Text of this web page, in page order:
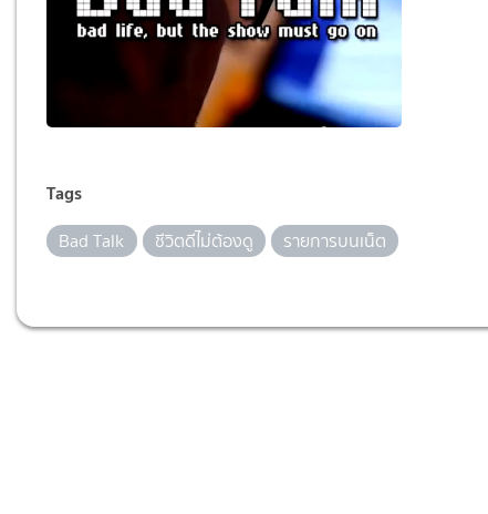
Tags
Bad Talk ชีวิตดีไม่ต้องดู รายการบนเน็ต